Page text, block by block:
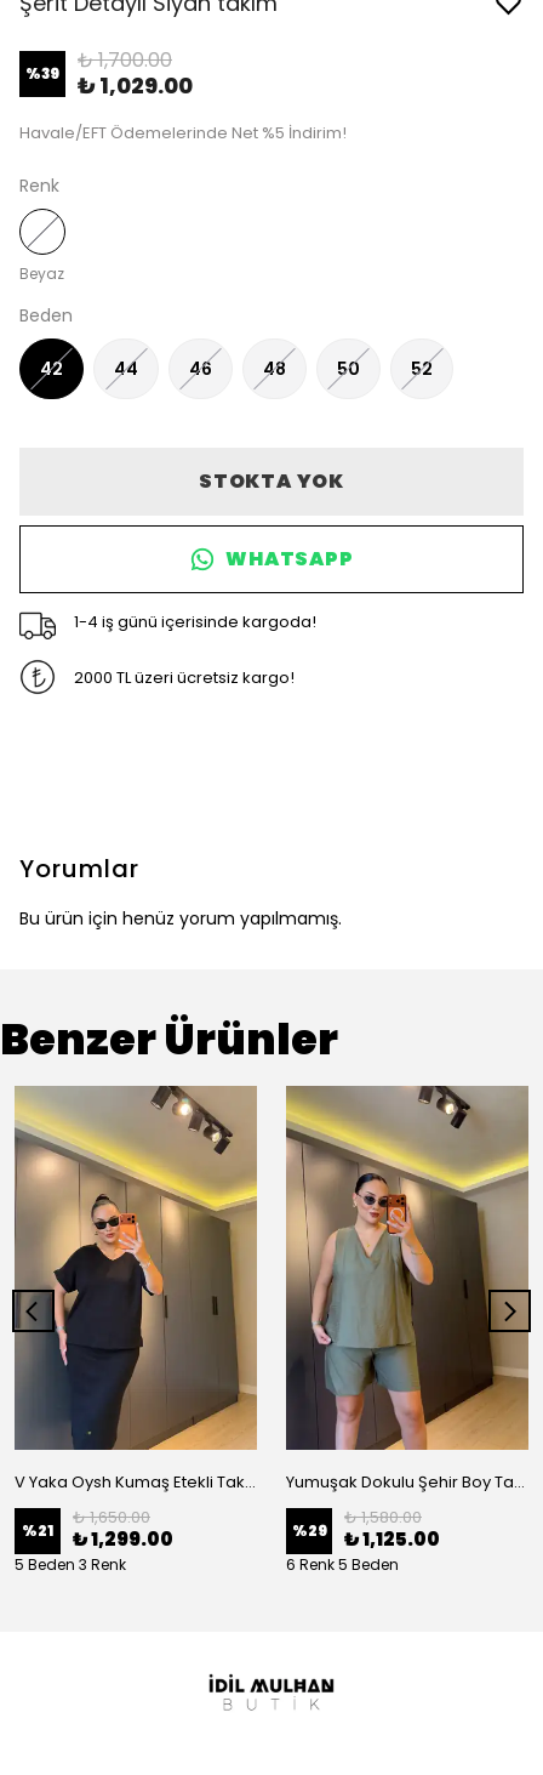
%39 ₺ 1,700.00
₺ 1,029.00
Havale/EFT Ödemelerinde Net %5 İndirim!
Renk
Beyaz
Beden
42 44 46 48 50 52
STOKTA YOK
WHATSAPP
1-4 iş günü içerisinde kargoda!
2000 TL üzeri ücretsiz kargo!
Yorumlar
Bu ürün için henüz yorum yapılmamış.
Benzer Ürünler
V Yaka Oysh Kumaş Etekli Takım
%21
₺ 1,650.00
₺ 1,299.00
5 Beden 3 Renk
Yumuşak Dokulu Şehir Boy Takım
%29
₺ 1,580.00
₺ 1,125.00
6 Renk 5 Beden